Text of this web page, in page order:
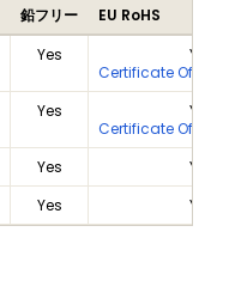
鉛フリー
EU RoHS
Yes
Yes
Certificate Of
Yes
Yes
Certificate Of
Yes
Yes
Yes Yes